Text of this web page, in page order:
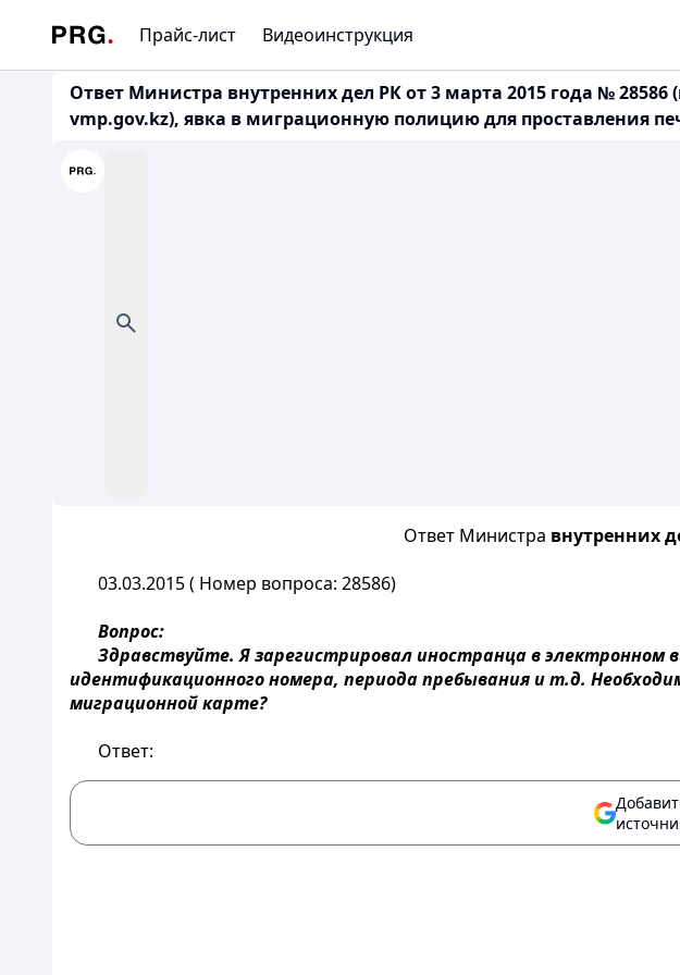
Прайс-лист Видеоинструкция
Ответ Министра внутренних дел РК от 3 марта 2015 года №
vmp.gov.kz), явка в миграционную полицию для проставления
Ответ Министра внутренних
03.03.2015 ( Номер вопроса: 28586)
Вопрос:
Здравствуйте. Я зарегистрировал иностранца в электронном
идентификационного номера, периода пребывания и т.д.
миграционной карте?
Ответ: